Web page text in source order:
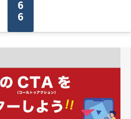
6
6
制作実績
セミナー
お客様の声